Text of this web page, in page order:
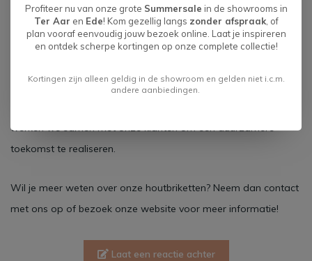
Het recyclen van zaagafval tot houtbriketten is een duurzame
en efficiënte oplossing die tal van voordelen biedt. Niet alleen
hoogwaardige en kosteneffectieve brandstofoptie voor
werken we samen met onze klanten om een duurzamere
toekomst te realiseren.
Wil je meer weten over onze houtbriketten? Neem dan contact
met ons op of bezoek onze website voor meer informatie!
Laat een reactie achter
Profiteer nu van onze grote Summersale in de showrooms in
Ter Aar en Ede! Kom gezellig langs zonder afspraak, of
plan vooraf eenvoudig jouw bezoek online. Laat je inspireren
en ontdek scherpe kortingen op onze complete collectie!
Kortingen zijn alleen geldig in de showroom en gelden niet i.c.m.
andere aanbiedingen.